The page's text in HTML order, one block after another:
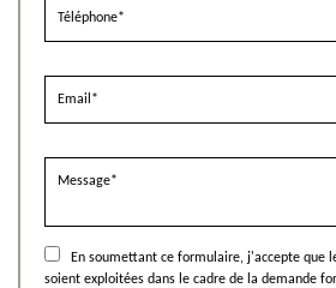
En soumettant ce formulaire, j'accepte que
soient exploitées dans le cadre de la demande